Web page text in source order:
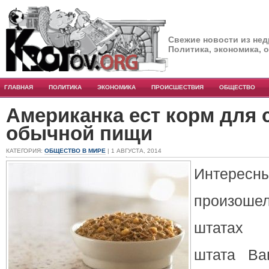
Свежие новости из
Политика, экономика,
ГЛАВНАЯ ПОЛИТИКА ЭКОНОМИКА ПРОИСШЕСТВИЯ ОБЩЕСТВО
Американка ест корм для
обычной пищи
КАТЕГОРИЯ: ОБЩЕСТВО В МИРЕ | 1 АВГУСТА, 2014
штатах
штата